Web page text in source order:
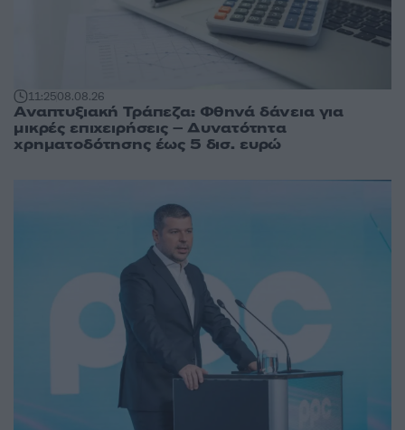
11:2508.08.26
Αναπτυξιακή Τράπεζα: Φθηνά δάνεια για
μικρές επιχειρήσεις – Δυνατότητα
χρηματοδότησης έως 5 δισ. ευρώ